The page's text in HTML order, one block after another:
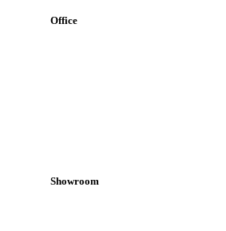
Office
Showroom